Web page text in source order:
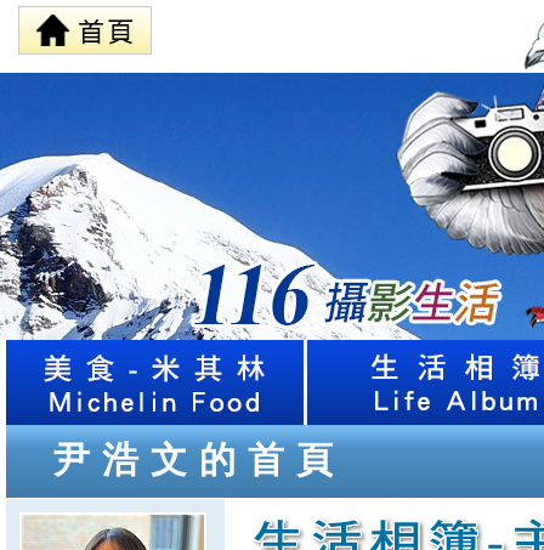
尹浩文的首頁